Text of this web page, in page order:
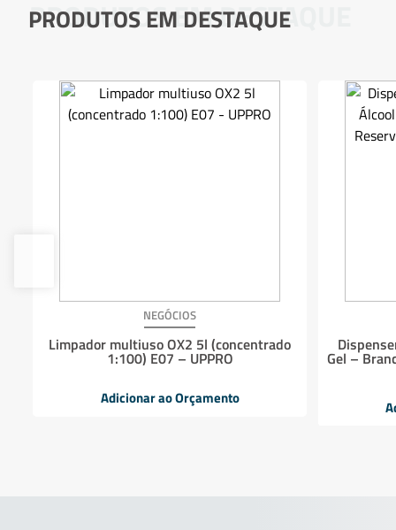
PRODUTOS EM DESTAQUE
PRODUTOS EM DESTAQUE
NEGÓCIOS
Limpador multiuso OX2 5l (concentrado
1:100) E07 – UPPRO
Adicionar ao Orçamento
Gel –